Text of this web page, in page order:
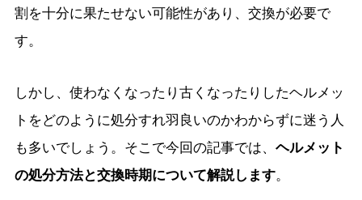
割を十分に果たせない可能性があり、交換が必要で
す。
しかし、使わなくなったり古くなったりしたヘルメッ
トをどのように処分すれ羽良いのかわからずに迷う人
も多いでしょう。そこで今回の記事では、 ヘルメット
の処分方法と交換時期について解説します。